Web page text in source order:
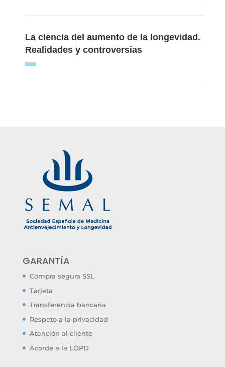
La ciencia del aumento de la longevidad.
Realidades y controversias
GARANTÍA
Compra segura SSL
Tarjeta
Transferencia bancaria
Respeto a la privacidad
Atención al cliente
Acorde a la LOPD